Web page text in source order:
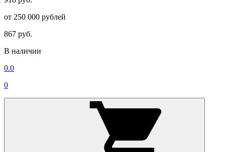
от 250 000 рублей
867 руб.
В наличии
0.0
0